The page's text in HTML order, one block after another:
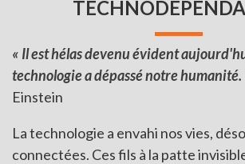
« Il est hélas devenu évident
technologie a dépassé notre humanité.
Einstein
La technologie a envahi nos vies,
connectées. Ces fils à la patte